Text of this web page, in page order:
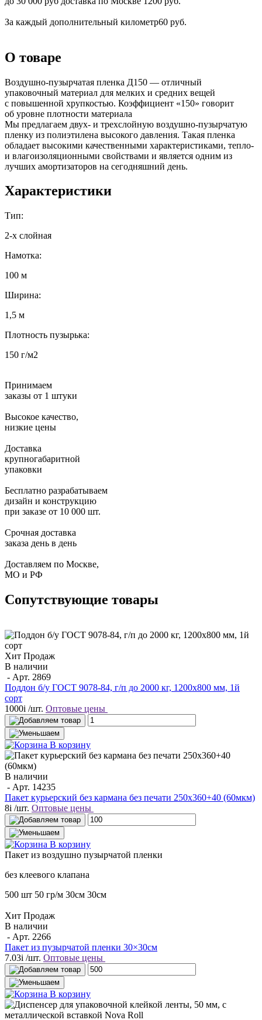
За каждый дополнительный километр60 руб.
О товаре
Воздушно-пузырчатая пленка Д150 — отличный
упаковочный материал для мелких и средних вещей
с повышенной хрупкостью. Коэффициент «150» говорит
об уровне плотности материала
Мы предлагаем двух- и трехслойную воздушно-пузырчатую
пленку из полиэтилена высокого давления. Такая пленка
обладает высокими качественными характеристиками, тепло-
и влагоизоляционными свойствами и является одним из
лучших амортизаторов на сегодняшний день.
Характеристики
Тип:
2-х слойная
Намотка:
100 м
Ширина:
1,5 м
Плотность пузырька:
150 г/м2
Принимаем
заказы от 1 штуки
Высокое качество,
низкие цены
Доставка
крупногабаритной
упаковки
Бесплатно разрабатываем
дизайн и конструкцию
при заказе от 10 000 шт.
Срочная доставка
заказа день в день
Доставляем по Москве,
МО и РФ
Сопутствующие товары
Хит Продаж
В наличии
- Арт. 2869
Поддон б/у ГОСТ 9078-84, г/п до 2000 кг, 1200х800 мм, 1й
сорт
1000i /шт. Оптовые цены
В корзину
В наличии
- Арт. 14235
Пакет курьерский без кармана без печати 250х360+40 (60мкм)
8i /шт. Оптовые цены
В корзину
Пакет из воздушно пузырчатой пленки
без клеевого клапана
500 шт 50 гр/м 30см 30см
Хит Продаж
В наличии
- Арт. 2266
Пакет из пузырчатой пленки 30×30см
7.03i /шт. Оптовые цены
В корзину